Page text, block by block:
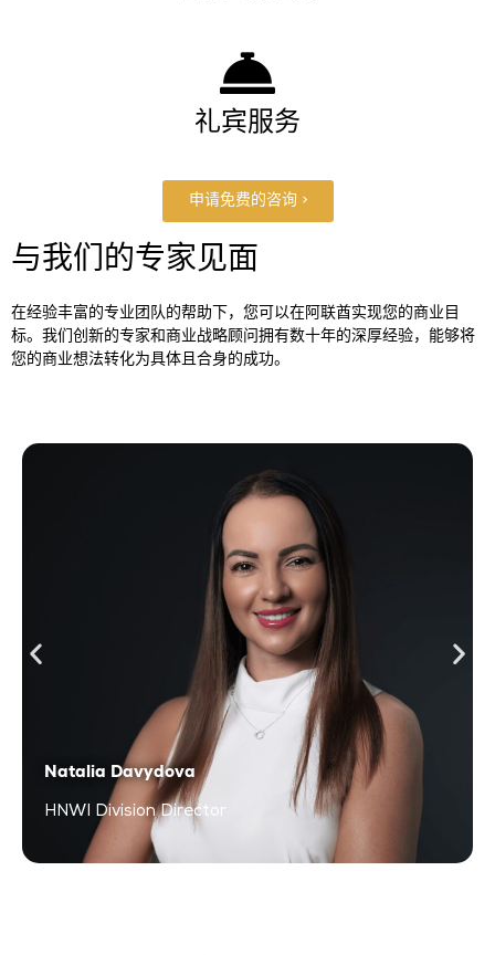
礼宾服务
申请免费的咨询 >
与我们的专家见面
在经验丰富的专业团队的帮助下，您可以在阿联酋实现您的商业目
标。我们创新的专家和商业战略顾问拥有数十年的深厚经验，能够将
您的商业想法转化为具体且合身的成功。
Natalia Davydova
HNWI Division Director